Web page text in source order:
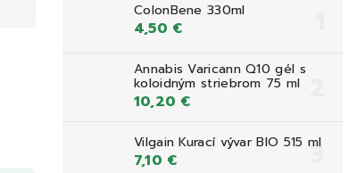
ColonBene 330ml
4,50 €
Annabis Varicann Q10 gél s
koloidným striebrom 75 ml
10,20 €
Vilgain Kurací vývar BIO 515 ml
7,10 €